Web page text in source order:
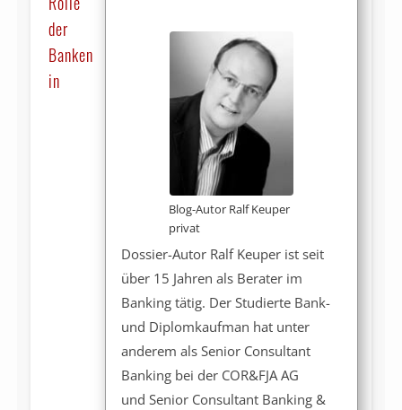
Blog-Autor Ralf Keuper
privat
Dossier-Autor Ralf Keuper ist seit
über 15 Jahren als Berater im
Banking tätig. Der Studierte Bank-
und Diplomkaufman hat unter
anderem als Senior Consultant
Banking bei der COR&FJA AG
und Senior Consultant Banking &
der
Banken
in